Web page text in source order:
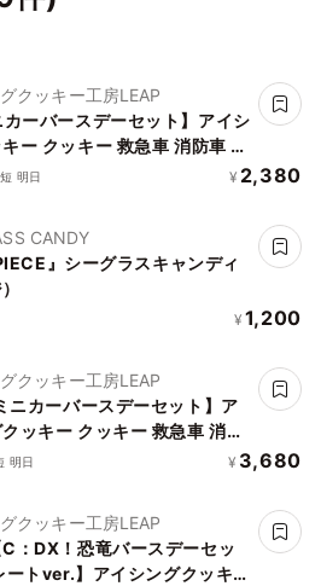
クッキー工房LEAP
カーバースデーセット】アイシ
ー クッキー 救急車 消防車 パ
プチギフト ケーキデコレーシ
明日 ¥ 2,380
CANDY
』シーグラスキャンディ
¥ 1,200
クッキー工房LEAP
ニカーバースデーセット】ア
ッキー クッキー 救急車 消防
ー 車 プチギフト ケーキデコレ
明日 ¥ 3,680
クッキー工房LEAP
：DX！恐竜バースデーセッ
ートver.】アイシングクッキー